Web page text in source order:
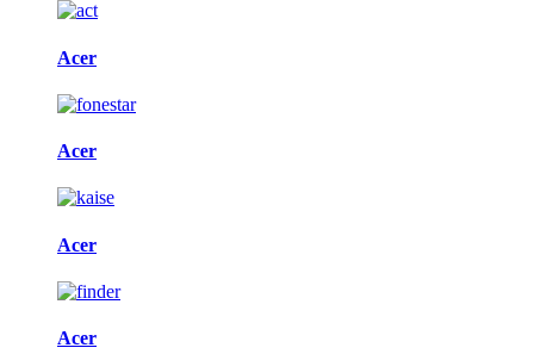
Acer
Acer
Acer
Acer